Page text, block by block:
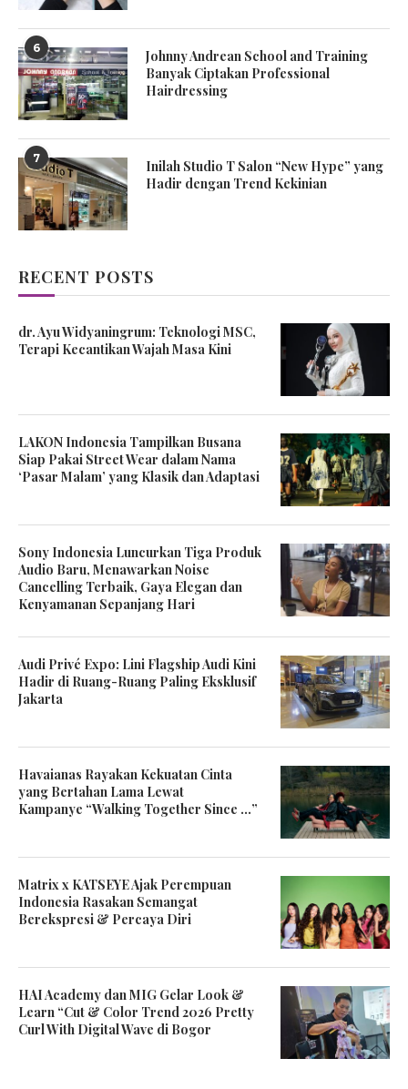
6
Johnny Andrean School and Training
Banyak Ciptakan Professional
Hairdressing
7
Inilah Studio T Salon “New Hype” yang
Hadir dengan Trend Kekinian
RECENT POSTS
dr. Ayu Widyaningrum: Teknologi MSC,
Terapi Kecantikan Wajah Masa Kini
LAKON Indonesia Tampilkan Busana
Siap Pakai Street Wear dalam Nama
‘Pasar Malam’ yang Klasik dan Adaptasi
Sony Indonesia Luncurkan Tiga Produk
Audio Baru, Menawarkan Noise
Cancelling Terbaik, Gaya Elegan dan
Kenyamanan Sepanjang Hari
Audi Privé Expo: Lini Flagship Audi Kini
Hadir di Ruang-Ruang Paling Eksklusif
Jakarta
Havaianas Rayakan Kekuatan Cinta
yang Bertahan Lama Lewat
Kampanye “Walking Together Since …”
Matrix x KATSEYE Ajak Perempuan
Indonesia Rasakan Semangat
Berekspresi & Percaya Diri
HAI Academy dan MIG Gelar Look &
Learn “Cut & Color Trend 2026 Pretty
Curl With Digital Wave di Bogor